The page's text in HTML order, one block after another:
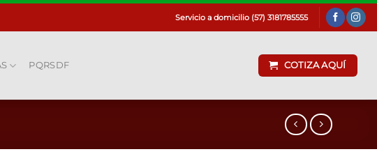
Servicio a domicilio (57) 3181785555
PQRSDF COTIZA AQUÍ